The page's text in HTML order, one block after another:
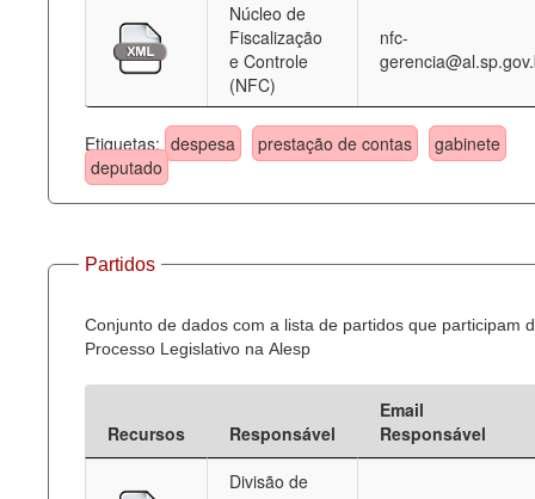
Núcleo de
Fiscalização
e Controle
(NFC)
nfc-
Etiquetas: despesa prestação de contas
gabinete
deputado
Partidos
Conjunto de dados com a lista de partidos que participam
Processo Legislativo na Alesp
Recursos Responsável
Email
Responsável
Divisão de